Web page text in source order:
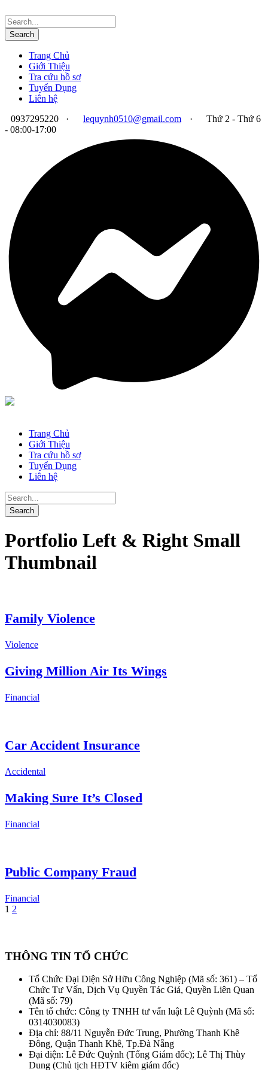
Trang Chủ
Giới Thiệu
Tra cứu hồ sơ
Tuyển Dụng
Liên hệ
0937295220
· lequynh0510@gmail.com ·
Thứ 2 - Thứ 6
- 08:00-17:00
Trang Chủ
Giới Thiệu
Tra cứu hồ sơ
Tuyển Dụng
Liên hệ
Portfolio Left & Right Small
Thumbnail
Family Violence
Violence
Giving Million Air Its Wings
Financial
Car Accident Insurance
Accidental
Making Sure It’s Closed
Financial
Public Company Fraud
Financial
1 2
THÔNG TIN TỔ CHỨC
Tổ Chức Đại Diện Sở Hữu Công Nghiệp (Mã số: 361) – Tổ
Chức Tư Vấn, Dịch Vụ Quyền Tác Giả, Quyền Liên Quan
(Mã số: 79)
Tên tổ chức: Công ty TNHH tư vấn luật Lê Quỳnh (Mã số:
0314030083)
Địa chỉ: 88/11 Nguyễn Đức Trung, Phường Thanh Khê
Đông, Quận Thanh Khê, Tp.Đà Nẵng
Đại diện: Lê Đức Quỳnh (Tổng Giám đốc); Lê Thị Thùy
Dung (Chủ tịch HĐTV kiêm giám đốc)